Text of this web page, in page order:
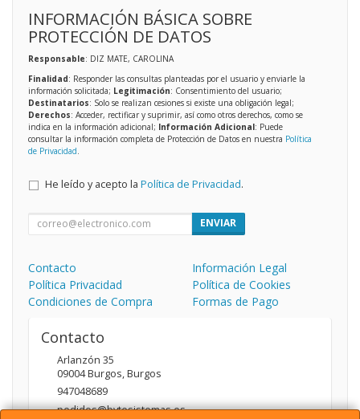
INFORMACIÓN BÁSICA SOBRE
PROTECCIÓN DE DATOS
Responsable: DIZ MATE, CAROLINA
Finalidad: Responder las consultas planteadas por el usuario y enviarle la
información solicitada; Legitimación: Consentimiento del usuario;
Destinatarios: Solo se realizan cesiones si existe una obligación legal;
Derechos: Acceder, rectificar y suprimir, así como otros derechos, como se
indica en la información adicional; Información Adicional: Puede
consultar la información completa de Protección de Datos en nuestra Política
de Privacidad
He leído y acepto la Política de Privacidad.
ENVIAR
Contacto
Información Legal
Política Privacidad
Política de Cookies
Condiciones de Compra
Formas de Pago
Contacto
Arlanzón 35
09004Burgos,Burgos
947048689
pedidos@bytesistemas.es